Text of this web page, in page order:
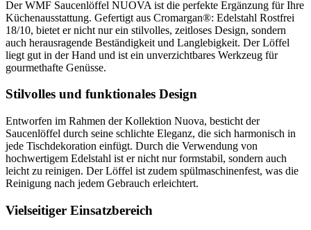
Der WMF Saucenlöffel NUOVA ist die perfekte Ergänzung für Ihre
Küchenausstattung. Gefertigt aus Cromargan®: Edelstahl Rostfrei
18/10, bietet er nicht nur ein stilvolles, zeitloses Design, sondern
auch herausragende Beständigkeit und Langlebigkeit. Der Löffel
liegt gut in der Hand und ist ein unverzichtbares Werkzeug für
gourmethafte Genüsse.
Stilvolles und funktionales Design
Entworfen im Rahmen der Kollektion Nuova, besticht der
Saucenlöffel durch seine schlichte Eleganz, die sich harmonisch in
jede Tischdekoration einfügt. Durch die Verwendung von
hochwertigem Edelstahl ist er nicht nur formstabil, sondern auch
leicht zu reinigen. Der Löffel ist zudem spülmaschinenfest, was die
Reinigung nach jedem Gebrauch erleichtert.
Vielseitiger Einsatzbereich